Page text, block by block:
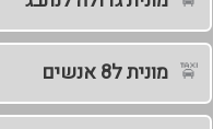
מונית ל8 אנשים